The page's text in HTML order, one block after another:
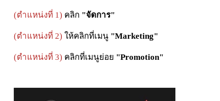
(ตำแหน่งที่ 1) คลิก "จัดการ"
(ตำแหน่งที่ 2) ให้คลิกที่เมนู "Marketing"
(ตำแหน่งที่ 3) คลิกที่เมนูย่อย "Promotion"